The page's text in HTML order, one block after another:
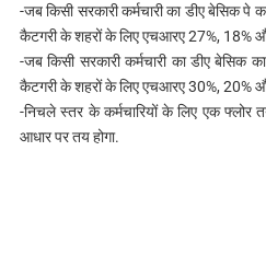
-जब किसी सरकारी कर्मचारी का डीए बेसिक
कैटगरी के शहरों के लिए एचआरए 27%, 18%
-जब किसी सरकारी कर्मचारी का डीए
कैटगरी के शहरों के लिए एचआरए 30%, 20%
-निचले स्तर के कर्मचारियों के लिए एक फ्लोर
आधार पर तय होगा.